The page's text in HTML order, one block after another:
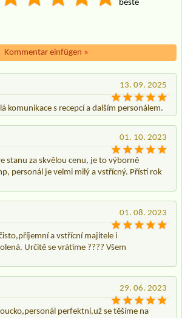
beste
Kommentar einfügen »
13. 09. 2025
komunikace s recepcí a dalším personálem.
01. 10. 2023
stanu za skvělou cenu, je to výborně
personál je velmi milý a vstřícný. Přístí rok
01. 08. 2023
a vstřícní majitele i
Určitě se vrátíme ???? Všem
29. 06. 2023
perfektní,už se těšíme na